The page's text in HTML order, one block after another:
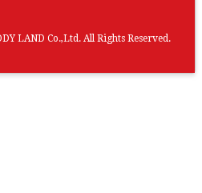
LAND Co.,Ltd. All Rights Reserved.